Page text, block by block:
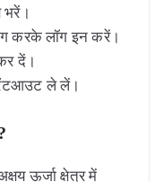
भरें।
करके लॉग इन करें।
दें।
ले लें।
ऊर्जा क्षेत्र में